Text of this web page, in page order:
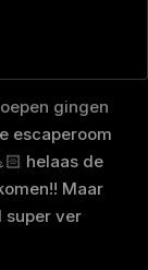
gingen
escaperoom
helaas de
Maar
super ver